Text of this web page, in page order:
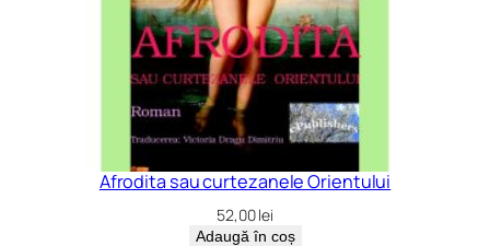
Afrodita sau curtezanele Orientului
52,00lei
Adaugă în coș